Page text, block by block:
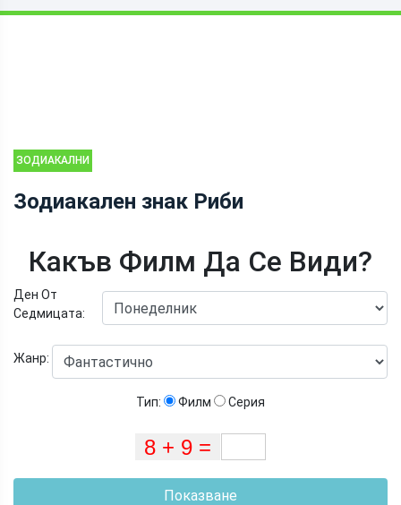
ЗОДИАКАЛНИ
АСТРОЛОГИЧНИ
Зодиакален знак Риби
Какъв Филм Да Се Види?
Ден От
Седмицата:
Жанр:
Тип: Филм Серия
Показване